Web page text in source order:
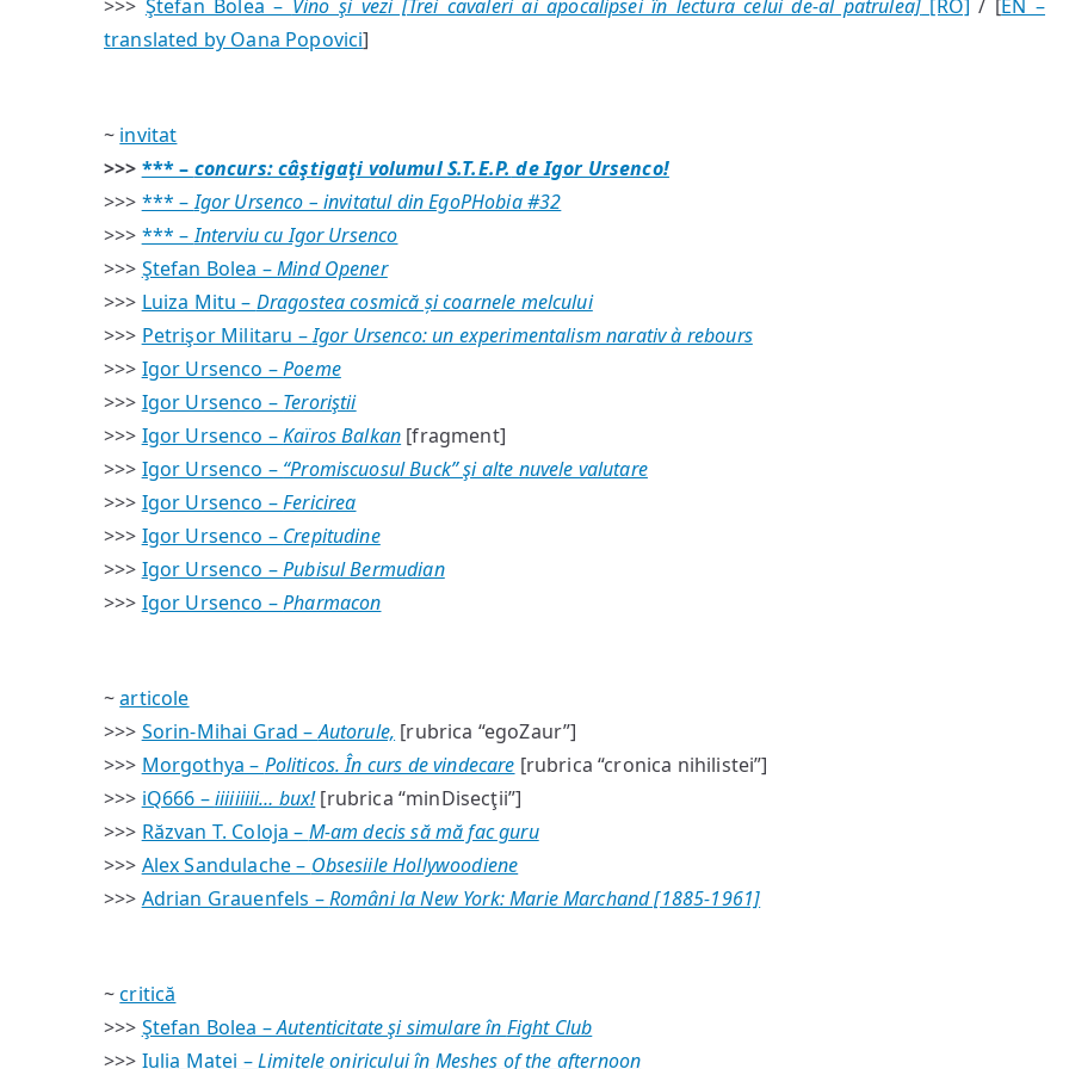
>>> Ştefan Bolea – Vino şi vezi [Trei cavaleri ai apocalipsei în lectura celui de-al patrulea] [RO] / [EN –
translated by Oana Popovici]
~ invitat
>>> *** – concurs: câştigaţi volumulS.T.E.P. de Igor Ursenco!
>>> *** –Igor Ursenco – invitatul din EgoPHobia #32
>>> *** –Interviu cu Igor Ursenco
>>> Ştefan Bolea –Mind Opener
>>> Luiza Mitu – Dragostea cosmică și coarnele melcului
>>> Petrişor Militaru –Igor Ursenco: un experimentalism narativ à rebours
>>> Igor Ursenco –Poeme
>>> Igor Ursenco – Teroriştii
>>> Igor Ursenco –Kaïros Balkan [fragment]
>>> Igor Ursenco – “Promiscuosul Buck” şi alte nuvele valutare
>>> Igor Ursenco –Fericirea
>>> Igor Ursenco – Crepitudine
>>> Igor Ursenco –Pubisul Bermudian
>>> Igor Ursenco –Pharmacon
~articole
>>> Sorin-Mihai Grad –Autorule, [rubrica “egoZaur”]
>>> Morgothya – Politicos. În curs de vindecare [rubrica “cronica nihilistei”]
>>> iQ666 –iiiiiiiii… bux![rubrica “minDisecţii”]
>>> Răzvan T. Coloja – M-am decis să mă fac guru
>>> Alex Sandulache – Obsesiile Hollywoodiene
>>> Adrian Grauenfels –Români la New York: Marie Marchand [1885-1961]
~critică
>>> Ştefan Bolea –Autenticitate şi simulare în Fight Club
>>> Iulia Matei –Limitele oniricului în Meshes of the afternoon